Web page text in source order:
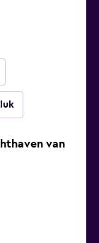
van